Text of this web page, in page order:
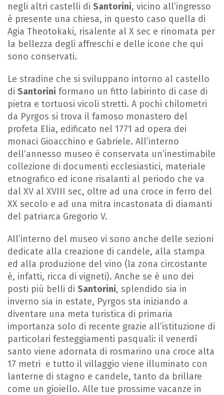
negli altri castelli di Santorini, vicino all’ingresso
è presente una chiesa, in questo caso quella di
Agia Theotokaki, risalente al X sec e rinomata per
la bellezza degli affreschi e delle icone che qui
sono conservati.
Le stradine che si sviluppano intorno al castello
di Santorini formano un fitto labirinto di case di
pietra e tortuosi vicoli stretti. A pochi chilometri
da Pyrgos si trova il famoso monastero del
profeta Elia, edificato nel 1771 ad opera dei
monaci Gioacchino e Gabriele. All’interno
dell’annesso museo è conservata un’inestimabile
collezione di documenti ecclesiastici, materiale
etnografico ed icone risalanti al periodo che va
dal XV al XVIII sec, oltre ad una croce in ferro del
XX secolo e ad una mitra incastonata di diamanti
del patriarca Gregorio V.
All’interno del museo vi sono anche delle sezioni
dedicate alla creazione di candele, alla stampa
ed alla produzione del vino (la zona circostante
è, infatti, ricca di vigneti). Anche se è uno dei
posti più belli di Santorini, splendido sia in
inverno sia in estate, Pyrgos sta iniziando a
diventare una meta turistica di primaria
importanza solo di recente grazie all’istituzione di
particolari festeggiamenti pasquali: il venerdì
santo viene adornata di rosmarino una croce alta
17 metri e tutto il villaggio viene illuminato con
lanterne di stagno e candele, tanto da brillare
come un gioiello. Alle tue prossime vacanze in